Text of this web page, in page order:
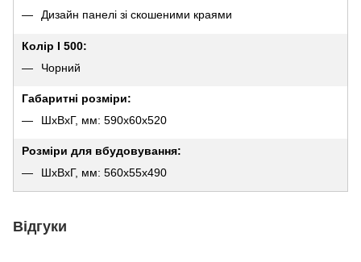
Дизайн панелі зі скошеними краями
Колір I 500:
Чорний
Габаритні розміри:
ШхВхГ, мм: 590х60х520
Розміри для вбудовування:
ШхВхГ, мм: 560х55х490
Відгуки